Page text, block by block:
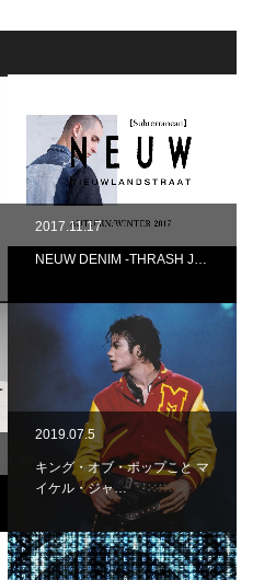
2017.11.17
NEUW DENIM -THRASH J…
2019.07.5
キング・オブ・ポップこと マ
イケル・ジャ…